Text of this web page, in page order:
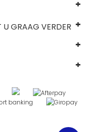
U GRAAG VERDER